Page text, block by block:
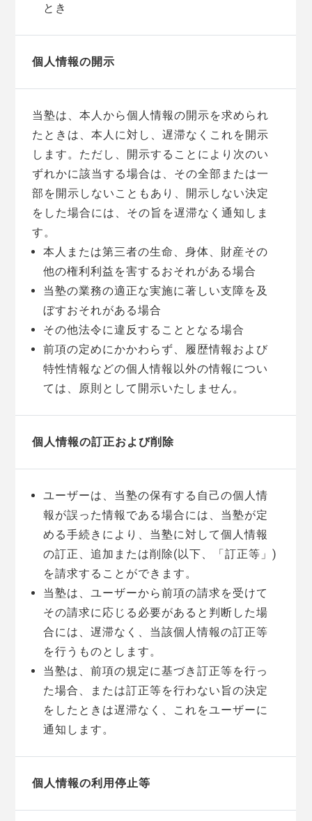
とき
個人情報の開示
当塾は、本人から個人情報の開示を求められ
たときは、本人に対し、遅滞なくこれを開示
します。ただし、開示することにより次のい
ずれかに該当する場合は、その全部または一
部を開示しないこともあり、開示しない決定
をした場合には、その旨を遅滞なく通知しま
す。
本人または第三者の生命、身体、財産その
他の権利利益を害するおそれがある場合
当塾の業務の適正な実施に著しい支障を及
ぼすおそれがある場合
その他法令に違反することとなる場合
前項の定めにかかわらず、履歴情報および
特性情報などの個人情報以外の情報につい
ては、原則として開示いたしません。
個人情報の訂正および削除
ユーザーは、当塾の保有する自己の個人情
報が誤った情報である場合には、当塾が定
める手続きにより、当塾に対して個人情報
の訂正、追加または削除(以下、「訂正等」)
を請求することができます。
当塾は、ユーザーから前項の請求を受けて
その請求に応じる必要があると判断した場
合には、遅滞なく、当該個人情報の訂正等
を行うものとします。
当塾は、前項の規定に基づき訂正等を行っ
た場合、または訂正等を行わない旨の決定
をしたときは遅滞なく、これをユーザーに
通知します。
個人情報の利用停止等